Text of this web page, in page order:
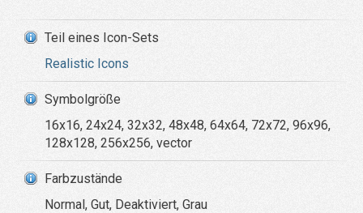
Teil eines Icon-Sets
Realistic Icons
Symbolgröße
16x16, 24x24, 32x32, 48x48, 64x64, 72x72, 96x96,
128x128, 256x256, vector
Farbzustände
Normal, Gut, Deaktiviert, Grau